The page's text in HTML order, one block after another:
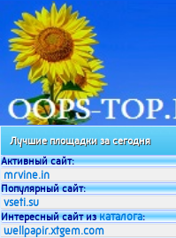
Лучшие площадки за сегодня
Активный сайт:
mrvine.in
Популярный сайт:
vseti.su
Интересный сайт изкаталога:
wellpapir.xtgem.com